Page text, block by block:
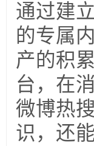
通过建
的专属
产的积
台，在
微博热
识，还